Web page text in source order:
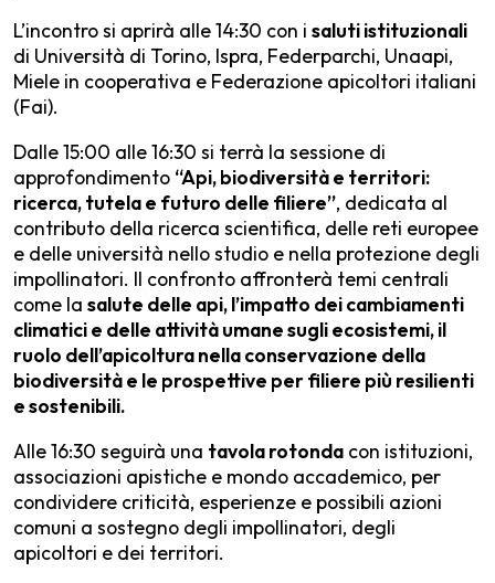
L’incontro si aprirà alle 14:30 con i saluti istituzionali
di Università di Torino, Ispra, Federparchi, Unaapi,
Miele in cooperativa e Federazione apicoltori italiani
(Fai).
Dalle 15:00 alle 16:30 si terrà la sessione di
approfondimento “Api, biodiversità e territori:
ricerca, tutela e futuro delle filiere”, dedicata al
contributo della ricerca scientifica, delle reti europee
e delle università nello studio e nella protezione degli
impollinatori. Il confronto affronterà temi centrali
come la salute delle api, l’impatto dei cambiamenti
climatici e delle attività umane sugli ecosistemi, il
ruolo dell’apicoltura nella conservazione della
biodiversità e le prospettive per filiere più resilienti
e sostenibili.
Alle 16:30 seguirà una tavola rotonda con istituzioni,
associazioni apistiche e mondo accademico, per
condividere criticità, esperienze e possibili azioni
comuni a sostegno degli impollinatori, degli
apicoltori e dei territori.